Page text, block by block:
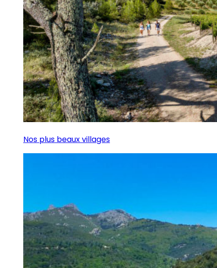
Nos plus beaux villages